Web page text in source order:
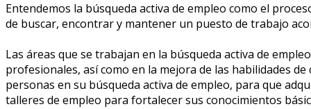
Entendemos la búsqueda activa de empleo como el
de buscar, encontrar y mantener un puesto de trabajo
Las áreas que se trabajan en la búsqueda activa de
profesionales, así como en la mejora de las habilidades
personas en su búsqueda activa de empleo, para que
talleres de empleo para fortalecer sus conocimientos